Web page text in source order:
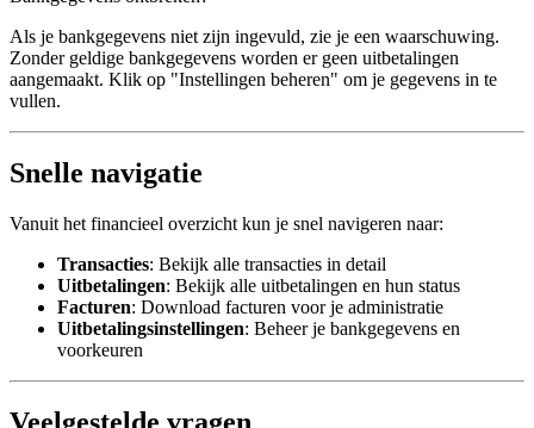
Als je bankgegevens niet zijn ingevuld, zie je een waarschuwing.
Zonder geldige bankgegevens worden er geen uitbetalingen
aangemaakt. Klik op "Instellingen beheren" om je gegevens in te
vullen.
Snelle navigatie
Vanuit het financieel overzicht kun je snel navigeren naar:
Transacties: Bekijk alle transacties in detail
Uitbetalingen: Bekijk alle uitbetalingen en hun status
Facturen: Download facturen voor je administratie
Uitbetalingsinstellingen: Beheer je bankgegevens en
voorkeuren
Veelgestelde vragen